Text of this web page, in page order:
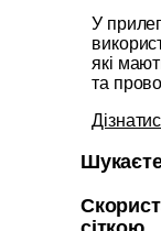
У
які
та